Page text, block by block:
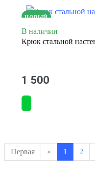
НОВЫЙ
В наличии
Крюк стальной
1 500
Первая « 1 2